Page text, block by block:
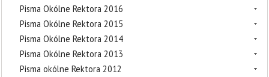
Pisma Okólne Rektora 2016
Pisma Okólne Rektora 2015
Pisma Okólne Rektora 2014
Pisma Okólne Rektora 2013
Pisma okólne Rektora 2012